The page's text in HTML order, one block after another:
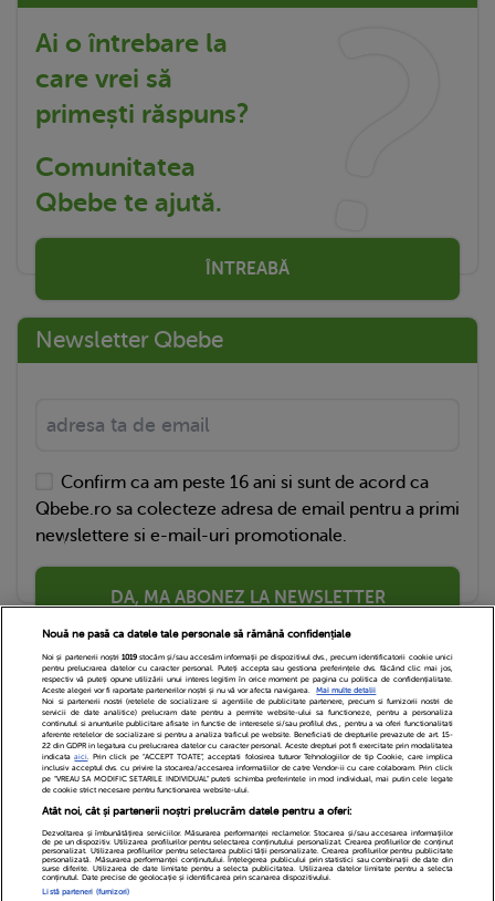
Ai o întrebare la
care vrei să
primești răspuns?
Comunitatea
Qbebe te ajută.
ÎNTREABĂ
Newsletter Qbebe
Confirm ca am peste 16 ani si sunt de acord ca
Qbebe.ro sa colecteze adresa de email pentru a primi
newslettere si e-mail-uri promotionale.
DA, MA ABONEZ LA NEWSLETTER
Echipa Editoriala Newsletter
Contact
Cariere
Cookies
Politica de confidentialitate
DivaHair Cosmetics
Despre noi
Termeni si conditii
Nouă ne pasă ca datele tale personale să rămână confidențiale
Noi și partenerii noștri 1019stocăm și/sau accesăm informații pe dispozitivul dvs., precum identificatorii cookie unici
pentru prelucrarea datelor cu caracter personal. Puteți accepta sau gestiona preferințele dvs. făcând clic mai jos,
respectiv vă puteți opune utilizării unui interes legitim în orice moment pe pagina cu politica de confidențialitate.
Aceste alegeri vor fi raportate partenerilor noștri și nu vă vor afecta navigarea.
Mai multe detalii
Noi si partenerii nostri (retelele de socializare si agentiile de publicitate partenere, precum si furnizorii nostri de
servicii de date analitice) prelucram date pentru a permite website-ului sa functioneze, pentru a personaliza
continutul si anunturile publicitare afisate in functie de interesele si/sau profilul dvs., pentru a va oferi functionalitati
aferente retelelor de socializare si pentru a analiza traficul pe website. Beneficiati de drepturile prevazute de art. 15-
22 din GDPR in legatura cu prelucrarea datelor cu caracter personal. Aceste drepturi pot fi exercitate prin modalitatea
indicataaici. Prin click pe “ACCEPT TOATE”, acceptati folosirea tuturor Tehnologiilor de tip Cookie, care implica
inclusiv acceptul dvs. cu privire la stocarea/accesarea informatiilor de catre Vendor-ii cu care colaboram. Prin click
pe “VREAU SA MODIFIC SETARILE INDIVIDUAL” puteti schimba preferintele in mod individual, mai putin cele legate
de cookie strict necesare pentru functionarea website-ului.
Atât noi, cât și partenerii noștri prelucrăm datele pentru a oferi:
Dezvoltarea și îmbunătățirea serviciilor. Măsurarea performanței reclamelor. Stocarea și/sau accesarea informațiilor
de pe un dispozitiv. Utilizarea profilurilor pentru selectarea conținutului personalizat. Crearea profilurilor de conținut
personalizat. Utilizarea profilurilor pentru selectarea publicității personalizate. Crearea profilurilor pentru publicitate
personalizată. Măsurarea performanței conținutului. Înțelegerea publicului prin statistici sau combinații de date din
surse diferite. Utilizarea de date limitate pentru a selecta publicitatea. Utilizarea datelor limitate pentru a selecta
conținutul. Date precise de geolocație și identificarea prin scanarea dispozitivului.
Listă parteneri (furnizori)